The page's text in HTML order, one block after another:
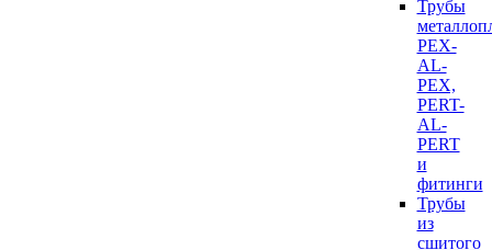
Трубы
PEX-
AL-
PEX,
PERT-
AL-
PERT
и
фитинги
Трубы
из
сшитого